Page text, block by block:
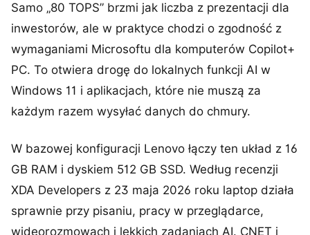
Samo „80 TOPS” brzmi jak liczba z prezentacji dla
inwestorów, ale w praktyce chodzi o zgodność z
wymaganiami Microsoftu dla komputerów Copilot+
PC. To otwiera drogę do lokalnych funkcji AI w
Windows 11 i aplikacjach, które nie muszą za
każdym razem wysyłać danych do chmury.
W bazowej konfiguracji Lenovo łączy ten układ z 16
GB RAM i dyskiem 512 GB SSD. Według recenzji
XDA Developers z 23 maja 2026 roku laptop działa
sprawnie przy pisaniu, pracy w przeglądarce,
wideorozmowach i lekkich zadaniach AI. CNET i